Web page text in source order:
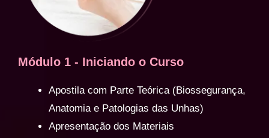
Módulo 1 - Iniciando o Curso
Apostila com Parte Teórica (Biossegurança,
Anatomia e Patologias das Unhas)
Apresentação dos Materiais